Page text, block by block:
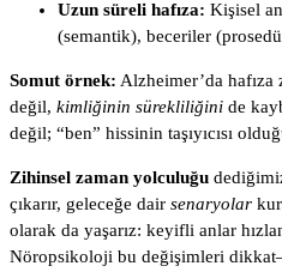
Uzun süreli hafıza: Kişisel
(semantik), beceriler
Somut örnek: Alzheimer’da hafıza
değil, kimliğinin sürekliliğini de
değil; “ben” hissinin taşıyıcısı
Zihinsel zaman yolculuğu
çıkarır, geleceğe dair senaryolar
olarak da yaşarız: keyifli anlar
Nöropsikoloji bu değişimleri